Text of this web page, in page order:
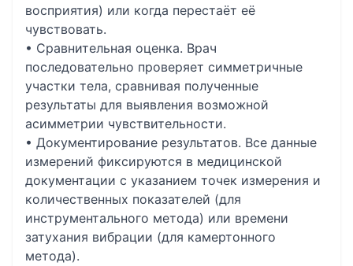
восприятия) или когда перестаёт её
чувствовать.
• Сравнительная оценка. Врач
последовательно проверяет симметричные
участки тела, сравнивая полученные
результаты для выявления возможной
асимметрии чувствительности.
• Документирование результатов. Все данные
измерений фиксируются в медицинской
документации с указанием точек измерения и
количественных показателей (для
инструментального метода) или времени
затухания вибрации (для камертонного
метода).